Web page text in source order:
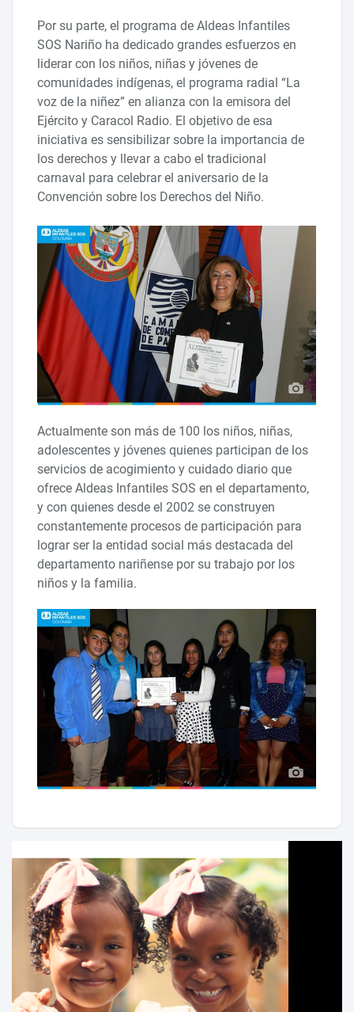
Por su parte, el programa de Aldeas Infantiles
SOS Nariño ha dedicado grandes esfuerzos en
liderar con los niños, niñas y jóvenes de
comunidades indígenas, el programa radial “La
voz de la niñez” en alianza con la emisora del
Ejército y Caracol Radio. El objetivo de esa
iniciativa es sensibilizar sobre la importancia de
los derechos y llevar a cabo el tradicional
carnaval para celebrar el aniversario de la
Convención sobre los Derechos del Niño.
Actualmente son más de 100 los niños, niñas,
adolescentes y jóvenes quienes participan de los
servicios de acogimiento y cuidado diario que
ofrece Aldeas Infantiles SOS en el departamento,
y con quienes desde el 2002 se construyen
constantemente procesos de participación para
lograr ser la entidad social más destacada del
departamento nariñense por su trabajo por los
niños y la familia.